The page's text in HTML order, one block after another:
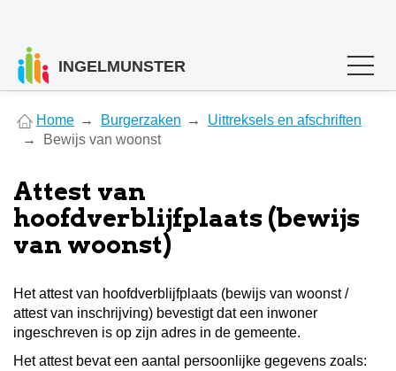
INGELMUNSTER
are
here
Home Burgerzaken
Uittreksels en afschriften
Bewijs van woonst
Attest van
hoofdverblijfplaats (bewijs
van woonst)
Het attest van hoofdverblijfplaats (bewijs van woonst /
attest van inschrijving) bevestigt dat een inwoner
ingeschreven is op zijn adres in de gemeente.
Het attest bevat een aantal persoonlijke gegevens zoals: